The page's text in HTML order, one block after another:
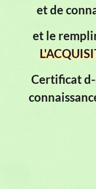
et de
et le
Certificat